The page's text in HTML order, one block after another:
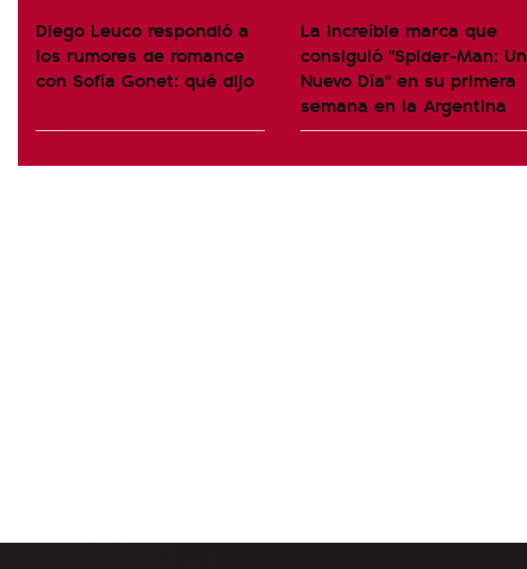
Diego Leuco respondió a
los rumores de romance
con Sofía Gonet: qué dijo
La increíble marca que
consiguió "Spider-Man: Un
Nuevo Día" en su primera
semana en la Argentina